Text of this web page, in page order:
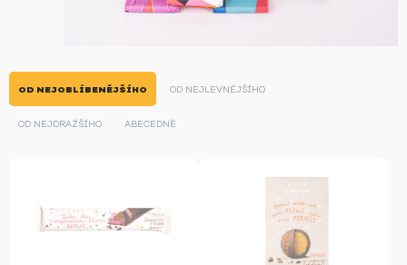
OD NEJOBLÍBENĚJŠÍHO OD NEJLEVNĚJŠÍHO
OD NEJDRAŽŠÍHO ABECEDNĚ